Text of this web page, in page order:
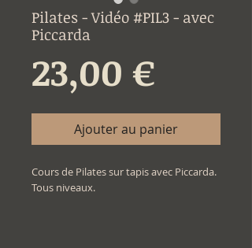
Pilates - Vidéo #PIL3 - avec
Piccarda
23,00 €
Ajouter au panier
Cours de Pilates sur tapis avec Piccarda.
Tous niveaux.